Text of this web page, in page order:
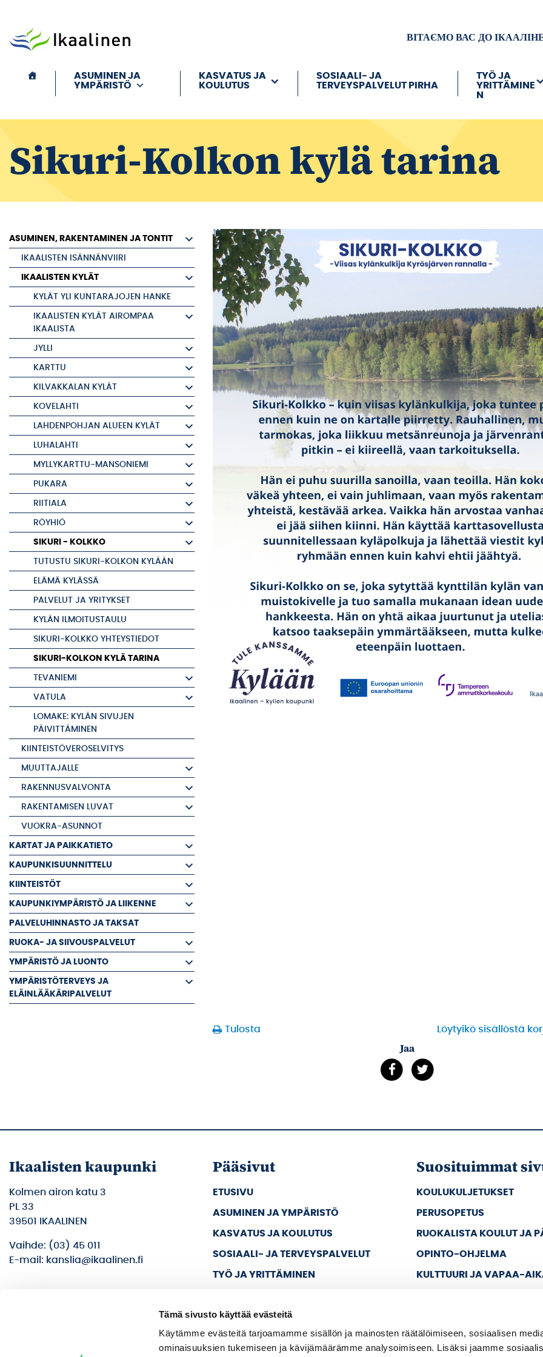
Tämä sivusto käyttää evästeitä
Käytämme evästeitä tarjoamamme sisällön ja mainosten räätälöimiseen, sosiaalisen
ominaisuuksien tukemiseen ja kävijämäärämme analysoimiseen. Lisäksi jaamme
ВІТАЄМО ВАС ДО
ASUMINEN JA
YMPÄRISTÖ
KASVATUS JA
KOULUTUS
SOSIAALI- JA
TERVEYSPALVELUT PIRHA
TYÖ JA
YRITTÄMINE
N
Sikuri-Kolkon kylä tarina
ASUMINEN, RAKENTAMINEN JA TONTIT
IKAALISTEN ISÄNNÄNVIIRI
IKAALISTEN KYLÄT
KYLÄT YLI KUNTARAJOJEN HANKE
IKAALISTEN KYLÄT AIROMPAA
IKAALISTA
JYLLI
KARTTU
KILVAKKALAN KYLÄT
KOVELAHTI
LAHDENPOHJAN ALUEEN KYLÄT
LUHALAHTI
MYLLYKARTTU-MANSONIEMI
PUKARA
RIITIALA
RÖYHIÖ
SIKURI - KOLKKO
TUTUSTU SIKURI-KOLKON KYLÄÄN
ELÄMÄ KYLÄSSÄ
PALVELUT JA YRITYKSET
KYLÄN ILMOITUSTAULU
SIKURI-KOLKKO YHTEYSTIEDOT
SIKURI-KOLKON KYLÄ TARINA
TEVANIEMI
VATULA
LOMAKE: KYLÄN SIVUJEN
PÄIVITTÄMINEN
KIINTEISTÖVEROSELVITYS
MUUTTAJALLE
RAKENNUSVALVONTA
RAKENTAMISEN LUVAT
VUOKRA-ASUNNOT
KARTAT JA PAIKKATIETO
KAUPUNKISUUNNITTELU
KIINTEISTÖT
KAUPUNKIYMPÄRISTÖ JA LIIKENNE
PALVELUHINNASTO JA TAKSAT
RUOKA- JA SIIVOUSPALVELUT
YMPÄRISTÖ JA LUONTO
YMPÄRISTÖTERVEYS JA
ELÄINLÄÄKÄRIPALVELUT
Tulosta Löytyikö sisällöstä
Jaa
Ikaalisten kaupunki
Kolmen airon katu 3
PL 33
39501 IKAALINEN
Vaihde: (03) 45 011
E-mail: kanslia@ikaalinen.fi
Pääsivut
ETUSIVU
ASUMINEN JA YMPÄRISTÖ
KASVATUS JA KOULUTUS
SOSIAALI- JA TERVEYSPALVELUT
TYÖ JA YRITTÄMINEN
KAUPUNKI JA HALLINTO
Suosituimmat
KOULUKULJETUKSET
PERUSOPETUS
RUOKALISTA KOULUT JA
OPINTO-OHJELMA
KULTTUURI JA VAPAA-